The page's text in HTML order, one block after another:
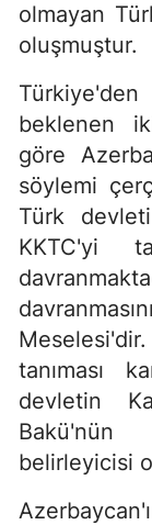
olmayan
oluşmuştur.
beklenen
göre
söylemi
Türk
KKTC'yi
tanıması
devletin
Bakü'nün
belirleyicisi